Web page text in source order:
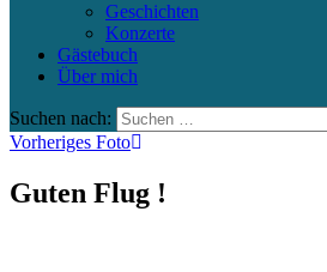
Geschichten
Konzerte
Gästebuch
Über mich
Suchen nach:
Vorheriges Foto
Guten Flug !